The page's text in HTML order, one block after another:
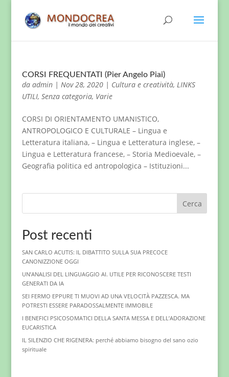
CORSI FREQUENTATI (Pier Angelo Piai)
da admin| Nov 28, 2020| Cultura e creatività, LINKS
UTILI, Senza categoria, Varie
CORSI DI ORIENTAMENTO UMANISTICO,
ANTROPOLOGICO E CULTURALE – Lingua e
Letteratura italiana, – Lingua e Letteratura inglese, –
Lingua e Letteratura francese, – Storia Medioevale, –
Geografia politica ed antropologica – Istituzioni...
Cerca
Post recenti
SAN CARLO ACUTIS: IL DIBATTITO SULLA SUA PRECOCE
CANONIZZIONE OGGI
UN’ANALISI DEL LINGUAGGIO AI. UTILE PER RICONOSCERE TESTI
GENERATI DA IA
SEI FERMO EPPURE TI MUOVI AD UNA VELOCITÀ PAZZESCA. MA
POTRESTI ESSERE PARADOSSALMENTE IMMOBILE
I BENEFICI PSICOSOMATICI DELLA SANTA MESSA E DELL’ADORAZIONE
EUCARISTICA
IL SILENZIO CHE RIGENERA: perché abbiamo bisogno del sano ozio
spirituale